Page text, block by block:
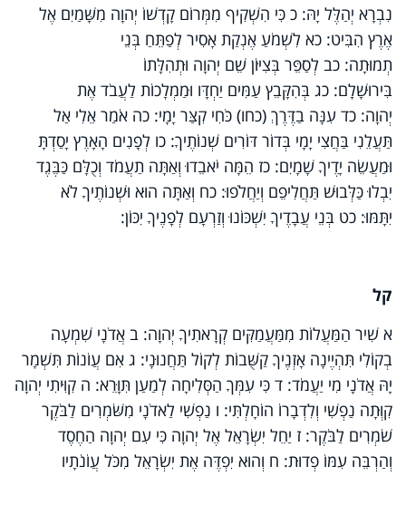
נִבְרָא יְהַלֶּל יָהּ: כ כִּי הִשְׁקִיף מִמְּרוֹם קָדְשׁוֹ יְהוָה מִשָּׁמַיִם אֶל
אֶרֶץ הִבִּיט: כא לִשְׁמֹעַ אֶנְקַת אָסִיר לְפַתֵּחַ בְּנֵי
תְמוּתָה: כב לְסַפֵּר בְּצִיּוֹן שֵׁם יְהוָה וּתְהִלָּתוֹ
בִּירוּשָׁלִָם: כג בְּהִקָּבֵץ עַמִּים יַחְדָּו וּמַמְלָכוֹת לַעֲבֹד אֶת
יְהוָה: כד עִנָּה בַדֶּרֶךְ (כחו) כֹּחִי קִצַּר יָמָי: כה אֹמַר אֵלִי אַל
תַּעֲלֵנִי בַּחֲצִי יָמָי בְּדוֹר דּוֹרִים שְׁנוֹתֶיךָ: כו לְפָנִים הָאָרֶץ יָסַדְתָּ
וּמַעֲשֵׂה יָדֶיךָ שָׁמָיִם: כז הֵמָּה יֹאבֵדוּ וְאַתָּה תַעֲמֹד וְכֻלָּם כַּבֶּגֶד
יִבְלוּ כַּלְּבוּשׁ תַּחֲלִיפֵם וְיַחֲלֹפוּ: כח וְאַתָּה הוּא וּשְׁנוֹתֶיךָ לֹא
יִתָּמּוּ: כט בְּנֵי עֲבָדֶיךָ יִשְׁכּוֹנוּ וְזַרְעָם לְפָנֶיךָ יִכּוֹן:
קל
א שִׁיר הַמַּעֲלוֹת מִמַּעֲמַקִּים קְרָאתִיךָ יְהוָה: ב אֲדֹנָי שִׁמְעָה
בְקוֹלִי תִּהְיֶינָה אָזְנֶיךָ קַשֻּׁבוֹת לְקוֹל תַּחֲנוּנָי: ג אִם עֲוֹנוֹת תִּשְׁמָר
יָהּ אֲדֹנָי מִי יַעֲמֹד: ד כִּי עִמְּךָ הַסְּלִיחָה לְמַעַן תִּוָּרֵא: ה קִוִּיתִי יְהוָה
קִוְּתָה נַפְשִׁי וְלִדְבָרוֹ הוֹחָלְתִּי: ו נַפְשִׁי לַאדֹנָי מִשֹּׁמְרִים לַבֹּקֶר
שֹׁמְרִים לַבֹּקֶר: ז יַחֵל יִשְׂרָאֵל אֶל יְהוָה כִּי עִם יְהוָה הַחֶסֶד
וְהַרְבֵּה עִמּוֹ פְדוּת: ח וְהוּא יִפְדֶּה אֶת יִשְׂרָאֵל מִכֹּל עֲוֹנֹתָיו